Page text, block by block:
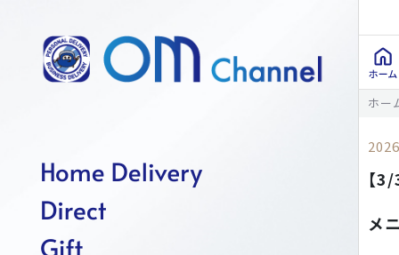
ホー
【
メ